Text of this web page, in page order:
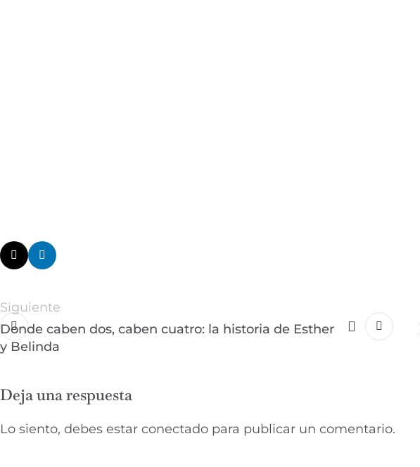
Siguiente
Donde caben dos, caben cuatro: la historia de Esther
y Belinda
Deja una respuesta
Lo siento, debes estar conectado para publicar un comentario.